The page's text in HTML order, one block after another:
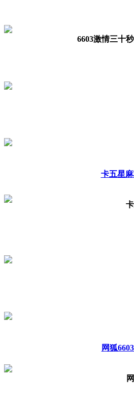
6603激情三十
卡五星
网狐